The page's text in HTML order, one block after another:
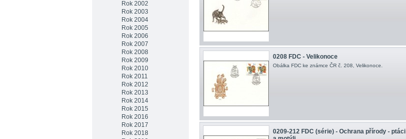
Rok 2002
Rok 2003
Rok 2004
Rok 2005
Rok 2006
Rok 2007
Rok 2008
Rok 2009
Rok 2010
Rok 2011
Rok 2012
Rok 2013
Rok 2014
Rok 2015
Rok 2016
Rok 2017
Rok 2018
0208 FDC - Velikonoce
Obálka FDC ke známce ČR č. 208, Velikonoce.
0209-212 FDC (série) - Ochrana přírody - ptáci